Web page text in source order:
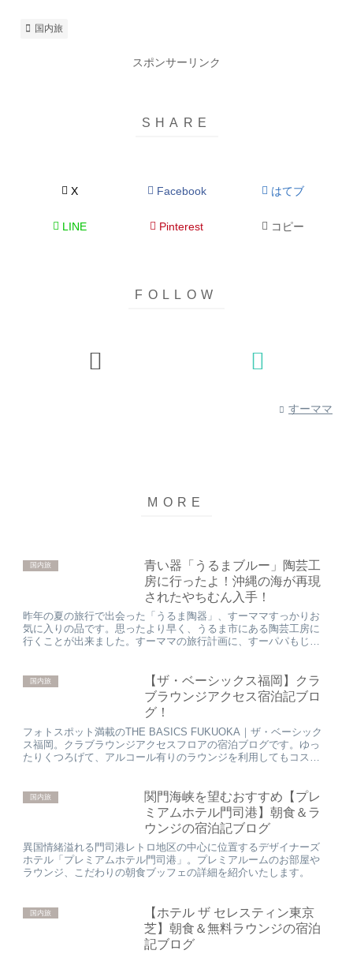
国内旅
スポンサーリンク
X Facebook はてブ
LINE Pinterest コピー
すーママ
国内旅
青い器「うるまブルー」陶芸工
房に行ったよ！沖縄の海が再現
されたやちむん入手！
昨年の夏の旅行で出会った「うるま陶器」、すーママすっかりお
気に入りの品です。思ったより早く、うるま市にある陶芸工房に
行くことが出来ました。すーママの旅行計画に、すーパパもじゃ
国内旅
【ザ・ベーシックス福岡】クラ
ブラウンジアクセス宿泊記ブロ
グ！
フォトスポット満載のTHE BASICS FUKUOKA｜ザ・ベーシック
ス福岡。クラブラウンジアクセスフロアの宿泊ブログです。ゆっ
たりくつろげて、アルコール有りのラウンジを利用してもコスパ
国内旅
関門海峡を望むおすすめ【プレ
ミアムホテル門司港】朝食＆ラ
ウンジの宿泊記ブログ
異国情緒溢れる門司港レトロ地区の中心に位置するデザイナーズ
ホテル「プレミアムホテル門司港」。プレミアルームのお部屋や
ラウンジ、こだわりの朝食ブッフェの詳細を紹介いたします。
国内旅
【ホテル ザ セレスティン東京
芝】朝食＆無料ラウンジの宿泊
記ブログ